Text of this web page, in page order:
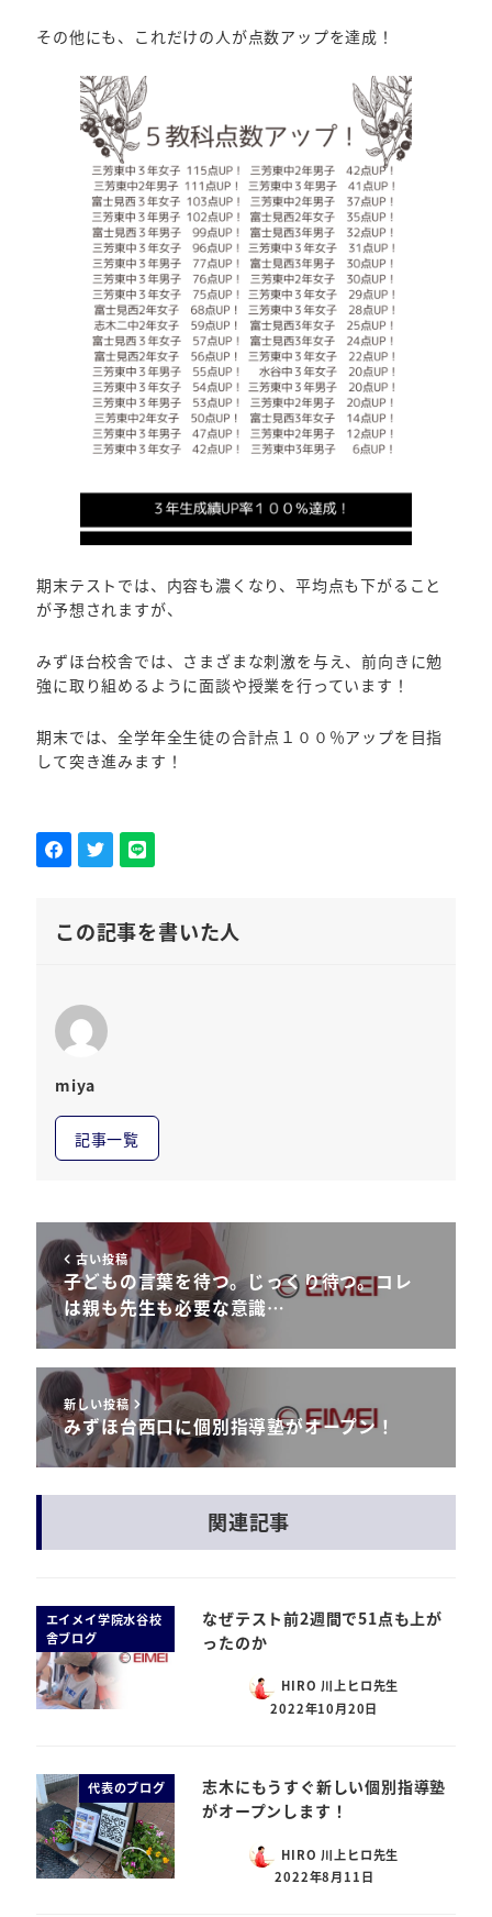
その他にも、これだけの人が点数アップを達成！
期末テストでは、内容も濃くなり、平均点も下がること
が予想されますが、
みずほ台校舎では、さまざまな刺激を与え、前向きに勉
強に取り組めるように面談や授業を行っています！
期末では、全学年全生徒の合計点１００％アップを目指
して突き進みます！
この記事を書いた人
miya
記事一覧
古い投稿
子どもの言葉を待つ。じっくり待つ。コレ
は親も先生も必要な意識…
新しい投稿
みずほ台西口に個別指導塾がオープン！
関連記事
エイメイ学院水谷校
舎ブログ
なぜテスト前2週間で51点も上が
ったのか
HIRO 川上ヒロ先生
2022年10月20日
代表のブログ
志木にもうすぐ新しい個別指導塾
がオープンします！
HIRO 川上ヒロ先生
2022年8月11日